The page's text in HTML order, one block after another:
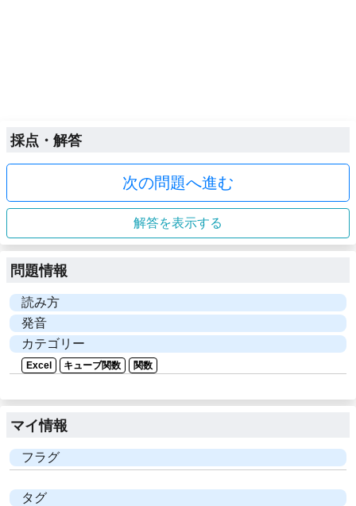
採点・解答
次の問題へ進む
解答を表示する
問題情報
読み方
発音
カテゴリー
Excel キューブ関数 関数
マイ情報
フラグ
タグ